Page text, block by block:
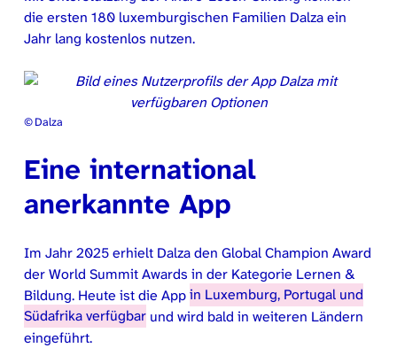
die ersten 180 luxemburgischen Familien Dalza ein
Jahr lang kostenlos nutzen.
© Dalza
Eine international
anerkannte App
Im Jahr 2025 erhielt Dalza den Global Champion Award
der World Summit Awards in der Kategorie Lernen &
Bildung. Heute ist die Appin Luxemburg, Portugal und
Südafrika verfügbarund wird bald in weiteren Ländern
eingeführt.